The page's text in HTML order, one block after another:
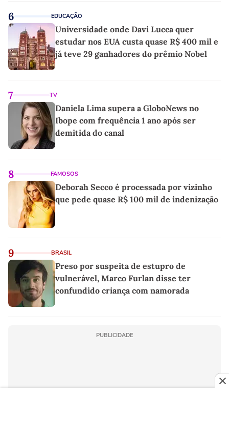
6 EDUCAÇÃO
Universidade onde Davi Lucca quer
estudar nos EUA custa quase R$ 400 mil e
já teve 29 ganhadores do prêmio Nobel
7 TV
Daniela Lima supera a GloboNews no
Ibope com frequência 1 ano após ser
demitida do canal
8 FAMOSOS
Deborah Secco é processada por vizinho
que pede quase R$ 100 mil de indenização
9 BRASIL
Preso por suspeita de estupro de
vulnerável, Marco Furlan disse ter
confundido criança com namorada
PUBLICIDADE